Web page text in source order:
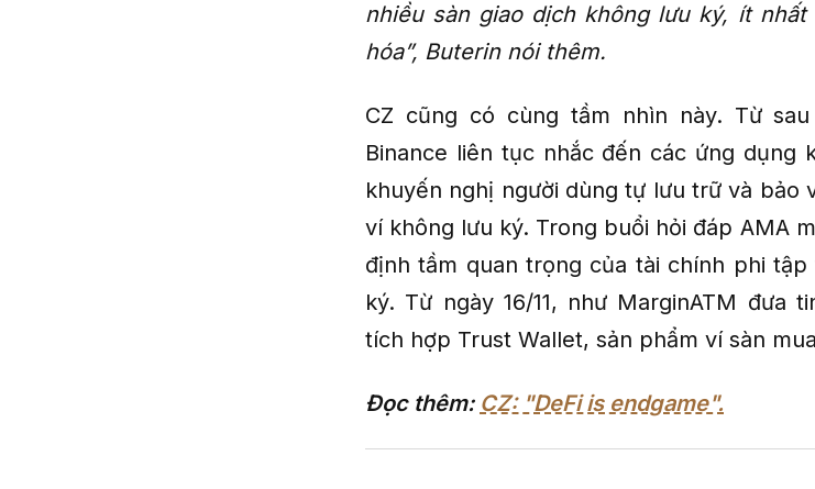
nhiều sàn giao dịch không lưu ký, ít
hóa”, Buterin nói thêm.
CZ cũng có cùng tầm nhìn này. Từ
Binance liên tục nhắc đến các ứng dụng
khuyến nghị người dùng tự lưu trữ và bảo
ví không lưu ký. Trong buổi hỏi đáp AMA
định tầm quan trọng của tài chính phi
ký. Từ ngày 16/11, như MarginATM đưa
tích hợp Trust Wallet, sản phẩm ví sàn
Đọc thêm: CZ: "DeFi is endgame".